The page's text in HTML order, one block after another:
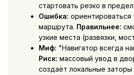
стартовать резко в
Ошибка: ориентироваться
маршрута. Правильнее:
узкие места (развязки,
Миф: "Навигатор всегда
Риск: массовый увод в
создаёт локальные заторы